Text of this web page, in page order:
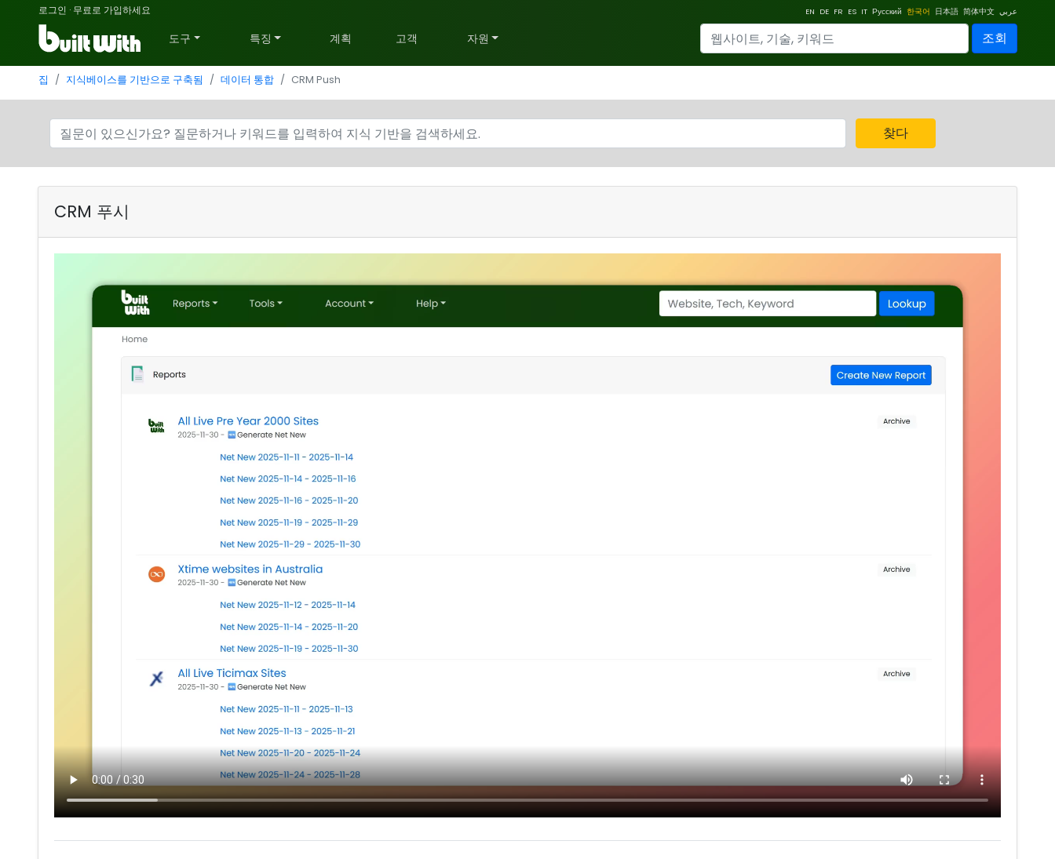
로그인 · 무료로 가입하세요 EN DE FR ES IT Русский 한국어 日本語 简体中文 عربي
도구 특징 계획 고객 자원 조회
집 지식베이스를 기반으로 구축됨 데이터 통합 CRM Push
찾다
CRM 푸시